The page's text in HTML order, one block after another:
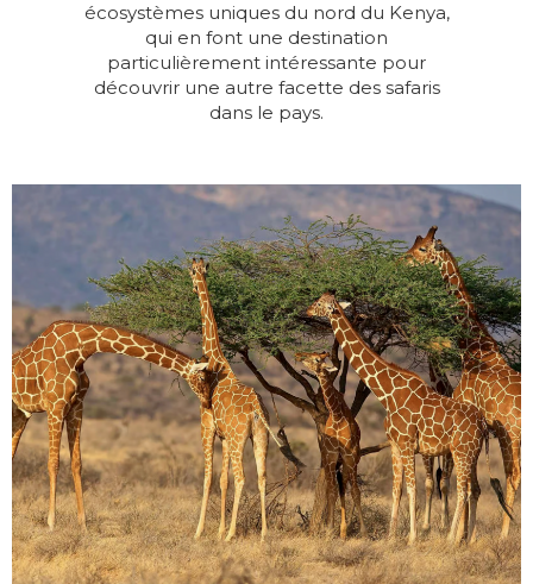
écosystèmes uniques du nord du Kenya,
qui en font une destination
particulièrement intéressante pour
découvrir une autre facette des safaris
dans le pays.